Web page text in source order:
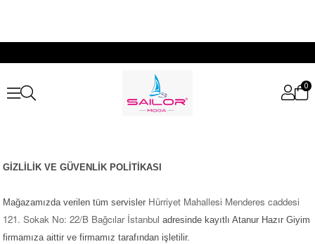
0
GİZLİLİK VE GÜVENLİK POLİTİKASI
Mağazamızda verilen tüm servisler Hürriyet Mahallesi Menderes caddesi
121. Sokak No: 22/B Bağcılar İstanbul adresinde kayıtlı Atanur Hazır Giyim
firmamıza aittir ve firmamız tarafından işletilir.